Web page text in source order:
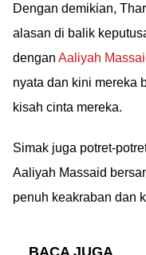
Netizen
ikut
anak?
Dengan demikian,
alasan di balik
dengan Aaliyah
nyata dan kini mereka
kisah cinta mereka.
Simak juga potret-
Aaliyah Massaid
penuh keakraban dan
BACA JUGA